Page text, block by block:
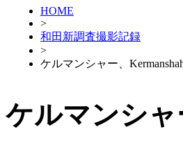
HOME
>
和田新調査撮影記録
>
ケルマンシャー、
ケルマンシャ